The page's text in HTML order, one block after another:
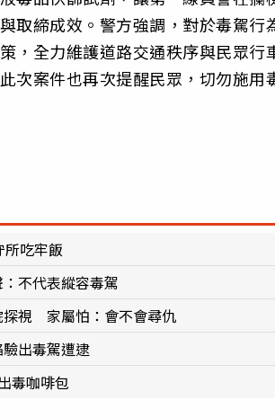
取締成效。警方強調，對於毒駕行
，全力維護道路交通秩序與民眾行
次案件也再次提醒民眾，切勿施用
吃牢飯
不代表縱容毒駕
探視 家屬怕：會不會尋仇
出毒駕遭逮
毒咖啡包